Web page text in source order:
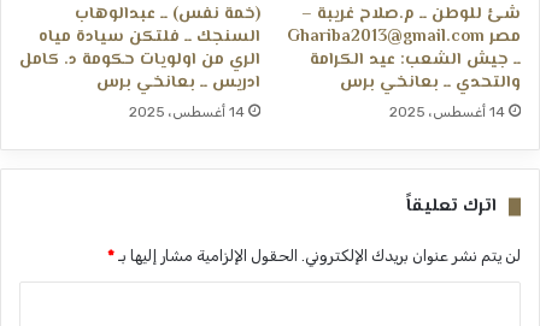
شئ للوطن ــ م.صلاح غريبة –
مصر Ghariba2013@gmail.com
ــ جيش الشعب: عيد الكرامة
والتحدي ــ بعانخي برس
14 أغسطس، 2025
(خمة نفس) ــ عبدالوهاب
السنجك ــ فلتكن سيادة مياه
الري من اولويات حكومة د. كامل
ادريس ــ بعانخي برس
14 أغسطس، 2025
اترك تعليقاً
لن يتم نشر عنوان بريدك الإلكتروني. الحقول الإلزامية مشار إليها بـ *